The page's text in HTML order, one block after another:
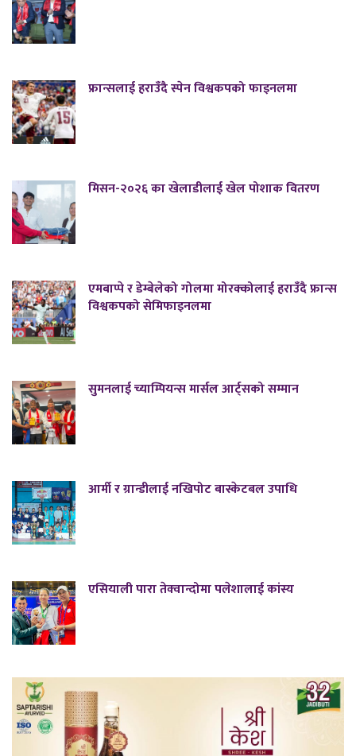
फ्रान्सलाई हराउँदै स्पेन विश्वकपको फाइनलमा
मिसन-२०२६ का खेलाडीलाई खेल पोशाक वितरण
एमबाप्पे र डेम्बेलेको गोलमा मोरक्कोलाई हराउँदै फ्रान्स
विश्वकपको सेमिफाइनलमा
सुमनलाई च्याम्पियन्स मार्सल आर्ट्सको सम्मान
आर्मी र ग्रान्डीलाई नखिपोट बास्केटबल उपाधि
एसियाली पारा तेक्वान्दोमा पलेशालाई कांस्य